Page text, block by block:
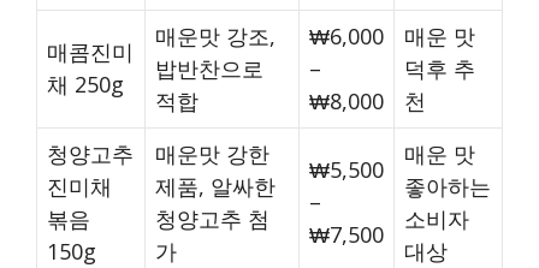
매콤진미
채 250g
매운맛 강조,
밥반찬으로
적합
₩6,000
–
₩8,000
매운 맛
덕후 추
천
청양고추
진미채
볶음
150g
매운맛 강한
제품, 알싸한
청양고추 첨
가
₩5,500
–
₩7,500
매운 맛
좋아하는
소비자
대상